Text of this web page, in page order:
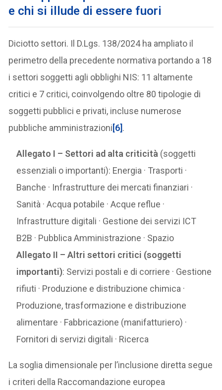
e chi si illude di essere fuori
Diciotto settori. Il D.Lgs. 138/2024 ha ampliato il
perimetro della precedente normativa portando a 18
i settori soggetti agli obblighi NIS: 11 altamente
critici e 7 critici, coinvolgendo oltre 80 tipologie di
soggetti pubblici e privati, incluse numerose
pubbliche amministrazioni[6].
Allegato I – Settori ad alta criticità (soggetti
essenziali o importanti): Energia · Trasporti ·
Banche · Infrastrutture dei mercati finanziari ·
Sanità · Acqua potabile · Acque reflue ·
Infrastrutture digitali · Gestione dei servizi ICT
B2B · Pubblica Amministrazione · Spazio
Allegato II – Altri settori critici (soggetti
importanti): Servizi postali e di corriere · Gestione
rifiuti · Produzione e distribuzione chimica ·
Produzione, trasformazione e distribuzione
alimentare · Fabbricazione (manifatturiero) ·
Fornitori di servizi digitali · Ricerca
La soglia dimensionale per l’inclusione diretta segue
i criteri della Raccomandazione europea